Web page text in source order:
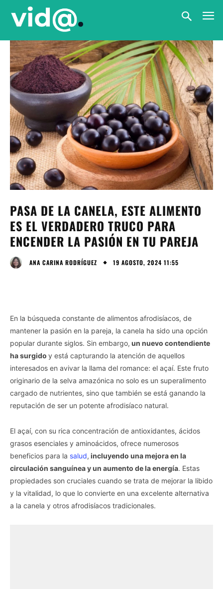
PASA DE LA CANELA, ESTE ALIMENTO
ES EL VERDADERO TRUCO PARA
ENCENDER LA PASIÓN EN TU PAREJA
ANA CARINA RODRÍGUEZ 19 AGOSTO, 2024 11:55
En la búsqueda constante de alimentos afrodisíacos, de
mantener la pasión en la pareja, la canela ha sido una opción
popular durante siglos. Sin embargo, un nuevo contendiente
ha surgido y está capturando la atención de aquellos
interesados en avivar la llama del romance: el açaí. Este fruto
originario de la selva amazónica no solo es un superalimento
cargado de nutrientes, sino que también se está ganando la
reputación de ser un potente afrodisíaco natural.
El açaí, con su rica concentración de antioxidantes, ácidos
grasos esenciales y aminoácidos, ofrece numerosos
beneficios para la salud, incluyendo una mejora en la
circulación sanguínea y un aumento de la energía. Estas
propiedades son cruciales cuando se trata de mejorar la libido
y la vitalidad, lo que lo convierte en una excelente alternativa
a la canela y otros afrodisíacos tradicionales.